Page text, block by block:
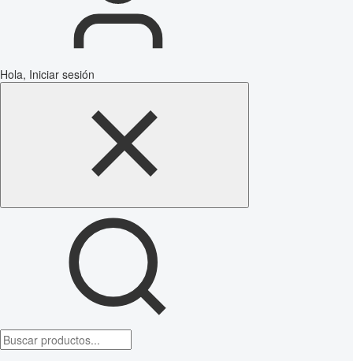
Hola, Iniciar sesión